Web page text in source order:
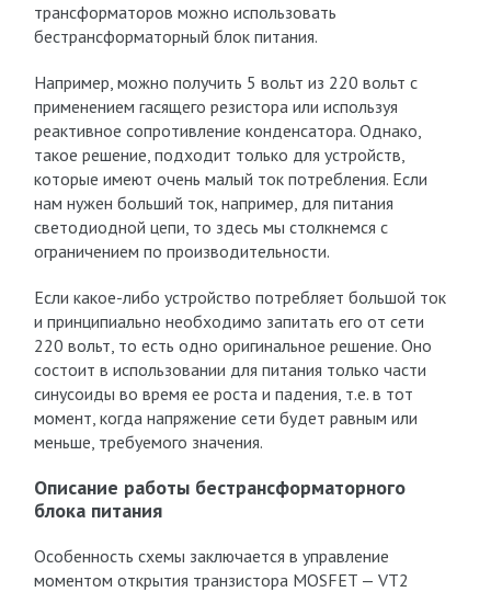
трансформаторов можно использовать
бестрансформаторный блок питания.
Например, можно получить 5 вольт из 220 вольт с
применением гасящего резистора или используя
реактивное сопротивление конденсатора. Однако,
такое решение, подходит только для устройств,
которые имеют очень малый ток потребления. Если
нам нужен больший ток, например, для питания
светодиодной цепи, то здесь мы столкнемся с
ограничением по производительности.
Если какое-либо устройство потребляет большой ток
и принципиально необходимо запитать его от сети
220 вольт, то есть одно оригинальное решение. Оно
состоит в использовании для питания только части
синусоиды во время ее роста и падения, т.е. в тот
момент, когда напряжение сети будет равным или
меньше, требуемого значения.
Описание работы бестрансформаторного
блока питания
Особенность схемы заключается в управление
моментом открытия транзистора MOSFET — VT2